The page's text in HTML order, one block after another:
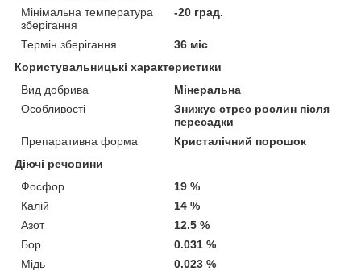
Мінімальна температура
зберігання
-20 град.
Термін зберігання
36 міс
Користувальницькі характеристики
Вид добрива
Мінеральна
Особливості
Знижує стрес рослин після
пересадки
Препаративна форма
Кристалічний порошок
Діючі речовини
Фосфор
19 %
Калій
14 %
Азот
12.5 %
Бор
0.031 %
Мідь
0.023 %